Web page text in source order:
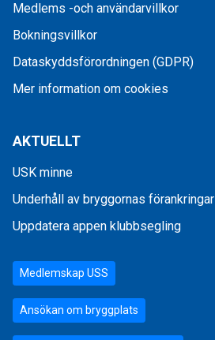
Medlems -och användarvillkor
Bokningsvillkor
Dataskyddsförordningen (GDPR)
Mer information om cookies
AKTUELLT
USK minne
Underhåll av bryggornas förankringar
Uppdatera appen klubbsegling
Medlemskap USS
Ansökan om bryggplats